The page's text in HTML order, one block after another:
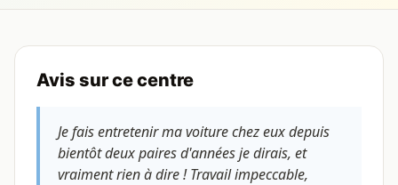
Avis sur ce centre
Je fais entretenir ma voiture chez eux depuis
bientôt deux paires d'années je dirais, et
vraiment rien à dire ! Travail impeccable,